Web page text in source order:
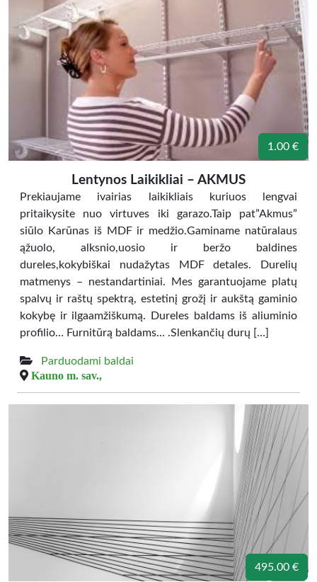
1.00 €
Lentynos Laikikliai – AKMUS
Prekiaujame ivairias laikikliais kuriuos lengvai
pritaikysite nuo virtuves iki garazo.Taip pat”Akmus”
siūlo Karūnas iš MDF ir medžio.Gaminame natūralaus
ąžuolo, alksnio,uosio ir beržo baldines
dureles,kokybiškai nudažytas MDF detales. Durelių
matmenys – nestandartiniai. Mes garantuojame platų
spalvų ir raštų spektrą, estetinį grožį ir aukštą gaminio
kokybę ir ilgaamžiškumą. Dureles baldams iš aliuminio
profilio… Furnitūrą baldams… .Slenkančių durų […]
Parduodami baldai
Kauno m. sav.,
495.00 €